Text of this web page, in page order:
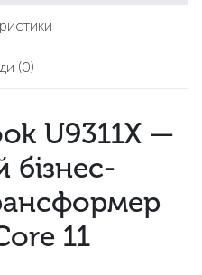
(0)
U9311X —
бізнес-
11